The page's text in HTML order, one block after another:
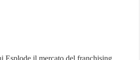
Esplode il mercato del franchising